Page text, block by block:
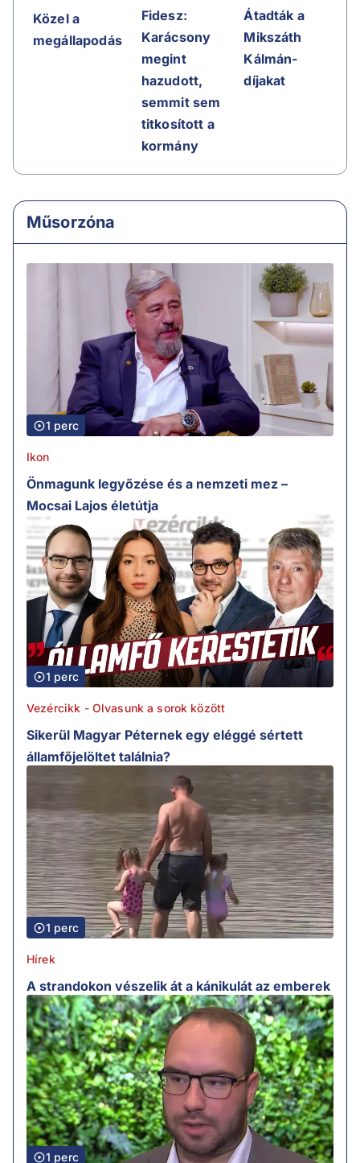
Közel a
megállapodás
Fidesz:
Karácsony
megint
hazudott,
semmit sem
titkosított a
kormány
Átadták a
Mikszáth
Kálmán-
díjakat
Műsorzóna
1 perc
Ikon
Önmagunk legyőzése és a nemzeti mez –
Mocsai Lajos életútja
1 perc
Vezércikk - Olvasunk a sorok között
Sikerül Magyar Péternek egy eléggé sértett
államfőjelöltet találnia?
1 perc
Hírek
A strandokon vészelik át a kánikulát az emberek
1 perc